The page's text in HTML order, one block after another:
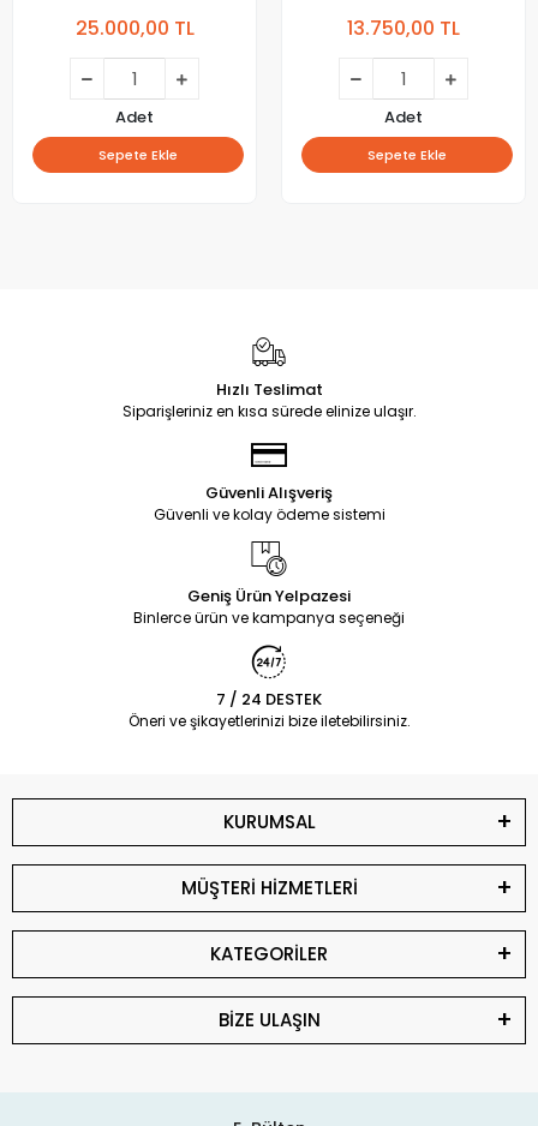
25.000,00 TL
Adet
Sepete Ekle
13.750,00 TL
Adet
Sepete Ekle
Hızlı Teslimat
Siparişleriniz en kısa sürede elinize ulaşır.
Güvenli Alışveriş
Güvenli ve kolay ödeme sistemi
Geniş Ürün Yelpazesi
Binlerce ürün ve kampanya seçeneği
7 / 24 DESTEK
Öneri ve şikayetlerinizi bize iletebilirsiniz.
KURUMSAL
MÜŞTERİ HİZMETLERİ
KATEGORİLER
BİZE ULAŞIN